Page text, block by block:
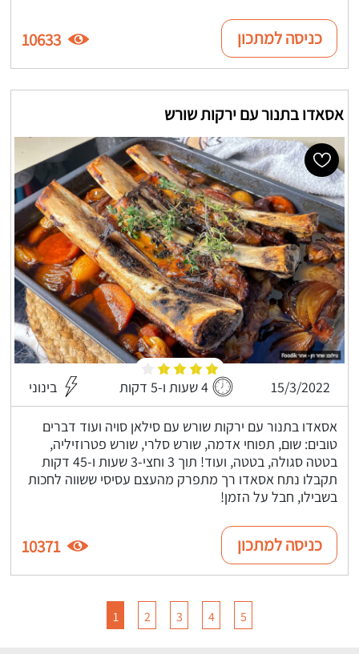
כניסה למתכון 10633
אסאדו בתנור עם ירקות שורש
15/3/2022 4 שעות ו-5 דקות בינוני
אסאדו בתנור עם ירקות שורש עם סילאן סויה ועוד דברים
טובים: שום, תפוחי אדמה, שורש סלרי, שורש פטרוזיליה,
בטטה סגולה, בטטה, ועוד! תוך 3 וחצי-3 שעות ו-45 דקות
תקבלו נתח אסאדו רך מתפרק מהעצם עסיסי ששווה לחכות
בשבילו, חבל על הזמן!
כניסה למתכון 10371
1 2 3 4 5